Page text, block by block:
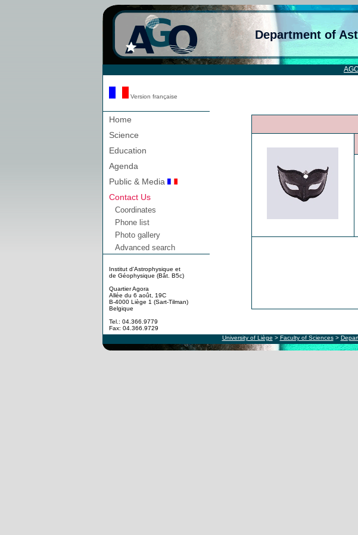
Department of
Version française
Home
Science
Education
Agenda
Public & Media
Contact Us
Coordinates
Phone list
Photo gallery
Advanced search
Institut d'Astrophysique et
de Géophysique (Bât. B5c)
Quartier Agora
Allée du 6 août, 19C
B-4000 Liège 1 (Sart-Tilman)
Belgique
Tel.: 04.366.9779
Fax: 04.366.9729
University of Liège > Faculty of Sciences>